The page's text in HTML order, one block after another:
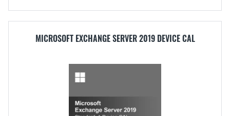
MICROSOFT EXCHANGE SERVER 2019 DEVICE CAL